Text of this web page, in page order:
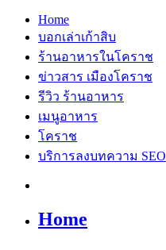
Home
บอกเล่าเก้าสิบ
ร้านอาหารในโคราช
ข่าวสาร เมืองโคราช
รีวิว ร้านอาหาร
เมนูอาหาร
โคราช
บริการลงบทความ SEO
Home